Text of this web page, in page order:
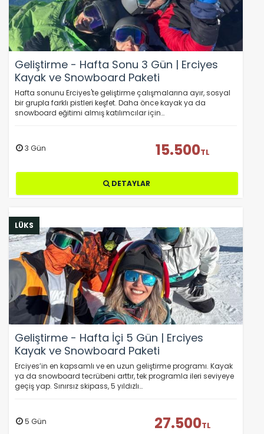
Geliştirme - Hafta Sonu 3 Gün | Erciyes
Kayak ve Snowboard Paketi
Hafta sonunu Erciyes'te geliştirme çalışmalarına ayır, sosyal
bir grupla farklı pistleri keşfet. Daha önce kayak ya da
snowboard eğitimi almış katılımcılar için…
3 Gün 15.500TL
DETAYLAR
LÜKS
Geliştirme - Hafta İçi 5 Gün | Erciyes
Kayak ve Snowboard Paketi
Erciyes’in en kapsamlı ve en uzun geliştirme programı. Kayak
ya da snowboard tecrübeni arttır, tek programla ileri seviyeye
geçiş yap. Sınırsız skipass, 5 yıldızlı…
5 Gün 27.500TL